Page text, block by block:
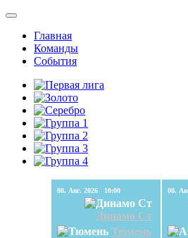
Главная
Команды
События
08. Авг. 2026 10:00
Динамо Ст
Тюмень